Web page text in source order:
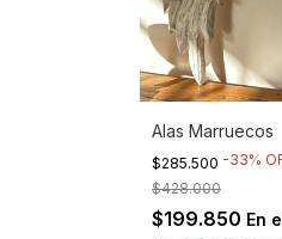
Alas Marruecos
$285.500 -33%
$428.000
$199.850 En